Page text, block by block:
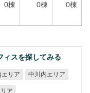
0棟 0棟 0棟
ィスを探してみる
リア 中川内エリア
ア